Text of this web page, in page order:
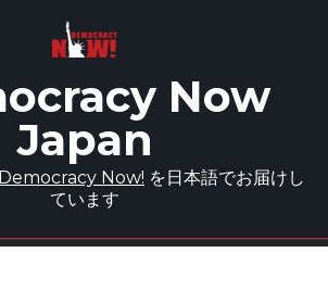
Now
Japan
Democracy Now! を日本語でお届けし
ています